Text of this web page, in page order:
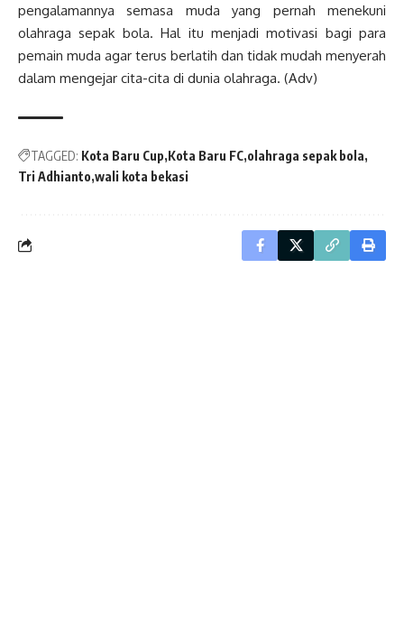
pengalamannya semasa muda yang pernah menekuni
olahraga sepak bola. Hal itu menjadi motivasi bagi para
pemain muda agar terus berlatih dan tidak mudah menyerah
dalam mengejar cita-cita di dunia olahraga. (Adv)
TAGGED: Kota Baru Cup Kota Baru FC olahraga sepak bola
Tri Adhianto wali kota bekasi